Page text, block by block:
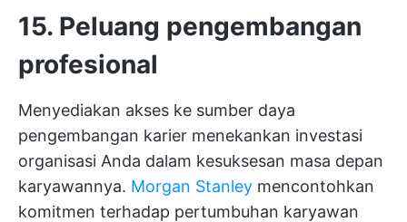
15. Peluang pengembangan
profesional
Menyediakan akses ke sumber daya
pengembangan karier menekankan investasi
organisasi Anda dalam kesuksesan masa depan
karyawannya. Morgan Stanley mencontohkan
komitmen terhadap pertumbuhan karyawan